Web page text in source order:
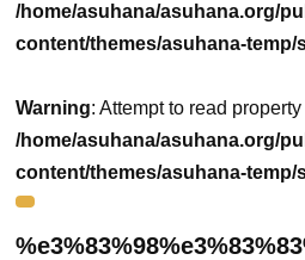
/home/asuhana/asuhana.org/
content/themes/asuhana-temp/
Warning: Attempt to read
/home/asuhana/asuhana.org/
content/themes/asuhana-temp/